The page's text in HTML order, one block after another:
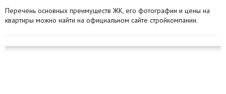
Перечень основных преимуществ ЖК, его фотографии и цены на
квартиры можно найти на официальном сайте стройкомпании.